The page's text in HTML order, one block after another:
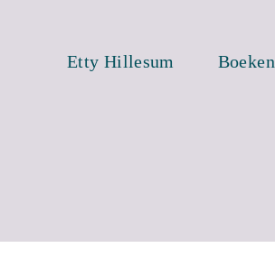
Etty Hillesum Boeken